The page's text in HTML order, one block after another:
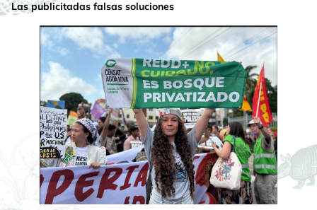
Las publicitadas falsas soluciones